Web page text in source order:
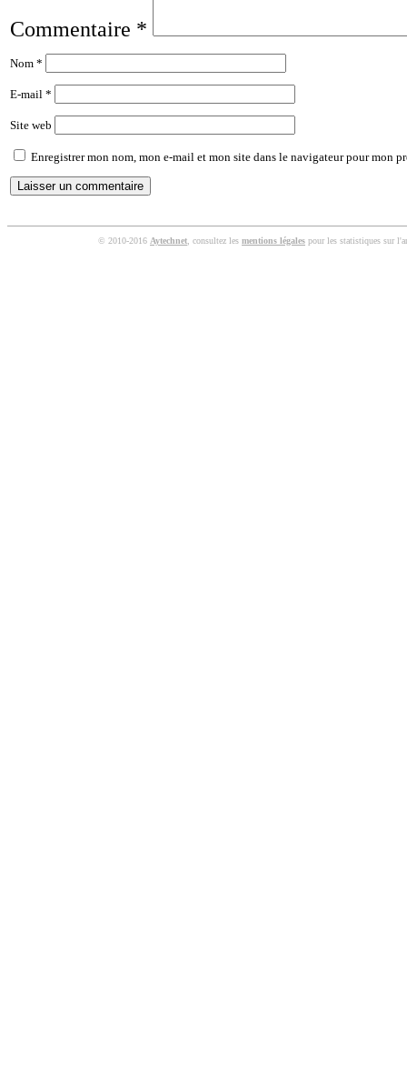
Commentaire *
Nom *
E-mail *
Site web
Enregistrer mon nom, mon e-mail et mon site dans le navigateur pour mon
© 2010-2016 Aytechnet , consultez les mentions légales pour les statistiques sur